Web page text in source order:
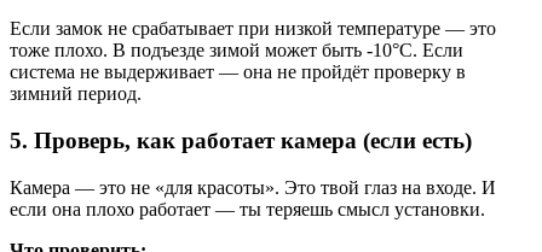
Если замок не срабатывает при низкой температуре — это
тоже плохо. В подъезде зимой может быть -10°C. Если
система не выдерживает — она не пройдёт проверку в
зимний период.
5. Проверь, как работает камера (если есть)
Камера — это не «для красоты». Это твой глаз на входе. И
если она плохо работает — ты теряешь смысл установки.